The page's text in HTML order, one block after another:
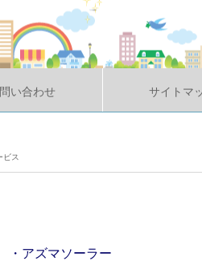
い合わせ サイトマ
ビス
アズマソーラー